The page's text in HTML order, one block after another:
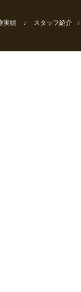
実績 スタッフ紹介